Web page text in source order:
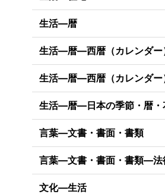
生活―暦
生活―暦―西暦（カレンダー
生活―暦―西暦（カレンダ
生活―暦―日本の季節・暦・
言葉―文書・書面・書類
言葉―文書・書面・書類―法
文化―生活